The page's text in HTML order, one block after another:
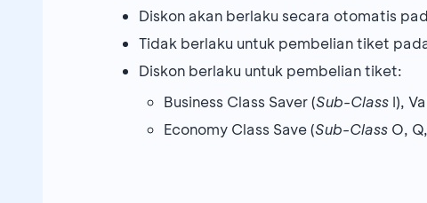
Diskon akan berlaku secara otomatis
Tidak berlaku untuk pembelian tiket
Diskon berlaku untuk pembelian tiket:
Business Class Saver (Sub-Class I),
Economy Class Save (Sub-Class O,